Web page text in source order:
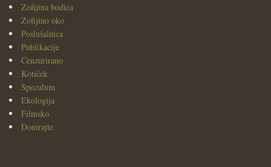
Zofijina bodica
Zofijino oko
Poslušalnica
Publikacije
Cenzurirano
Kotiček
Speculum
Ekologija
Filmsko
Donirajte